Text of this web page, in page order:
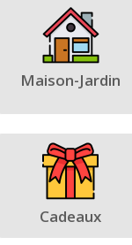
Maison-Jardin
Cadeaux